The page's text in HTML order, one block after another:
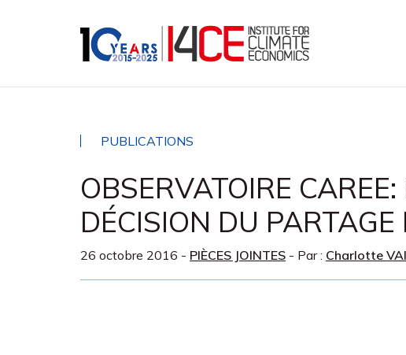
PUBLICATIONS
OBSERVATOIRE
DÉCISION DU PARTAGE
26 octobre 2016 - PIÈCES JOINTES - Par : Charlotte